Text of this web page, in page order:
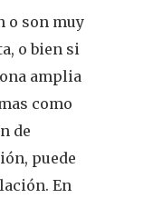
o son muy
o bien si
amplia
como
de
puede
En